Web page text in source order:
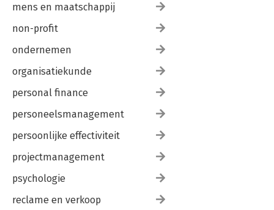
mens en maatschappij
non-profit
ondernemen
organisatiekunde
personal finance
personeelsmanagement
persoonlijke effectiviteit
projectmanagement
psychologie
reclame en verkoop